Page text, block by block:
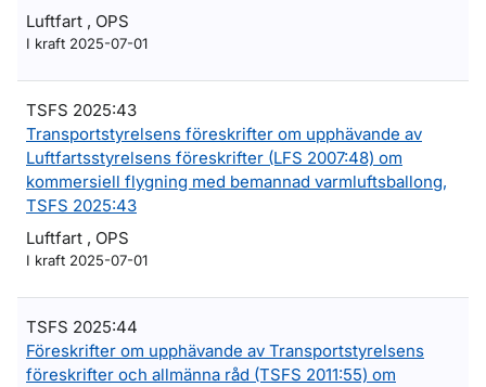
Luftfart , OPS
I kraft 2025-07-01
TSFS 2025:43
Transportstyrelsens föreskrifter om upphävande av
Luftfartsstyrelsens föreskrifter (LFS 2007:48) om
kommersiell flygning med bemannad varmluftsballong,
TSFS 2025:43
Luftfart , OPS
I kraft 2025-07-01
TSFS 2025:44
Föreskrifter om upphävande av Transportstyrelsens
föreskrifter och allmänna råd (TSFS 2011:55) om